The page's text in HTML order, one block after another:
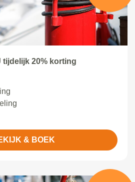
tijdelijk 20% korting
& BOEK